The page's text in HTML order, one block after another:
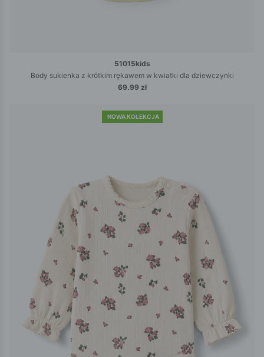
51015kids
Body sukienka z krótkim rękawem w kwiatki dla dziewczynki
69.99 zł
NOWA KOLEKCJA